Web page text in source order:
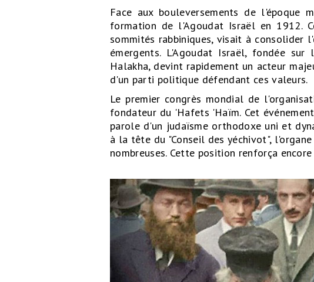
Face aux bouleversements de
formation de l'Agoudat Israël en 1912.
sommités rabbiniques, visait à consolider
émergents. L'Agoudat Israël, fondée
Halakha, devint rapidement un acteur
d'un parti politique défendant ces valeurs.
Le premier congrès mondial de
fondateur du 'Hafets 'Haïm. Cet
parole d'un judaïsme orthodoxe uni et
à la tête du "Conseil des yéchivot",
nombreuses. Cette position renforça